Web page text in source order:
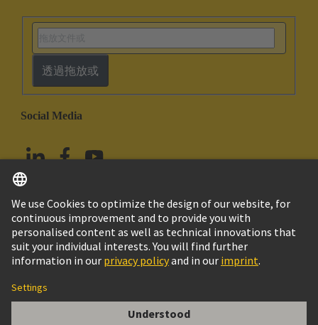
透過拖放或
Social Media
中國香港 繁体中文
© HARTING浩亭技術集團
Cookie政策使用條款客戶資料